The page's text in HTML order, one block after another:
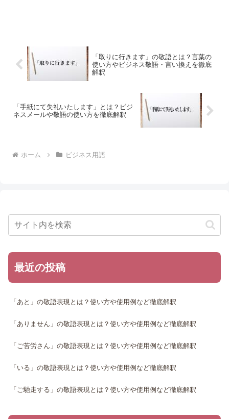
「取りに行きます」の敬語とは？言葉の
使い方やビジネス敬語・言い換えを徹底
解釈
「手紙にて失礼いたします」とは？ビジ
ネスメールや敬語の使い方を徹底解釈
ホーム ビジネス用語
最近の投稿
「あと」の敬語表現とは？使い方や使用例など徹底解釈
「ありません」の敬語表現とは？使い方や使用例など徹底解釈
「ご苦労さん」の敬語表現とは？使い方や使用例など徹底解釈
「いる」の敬語表現とは？使い方や使用例など徹底解釈
「ご馳走する」の敬語表現とは？使い方や使用例など徹底解釈